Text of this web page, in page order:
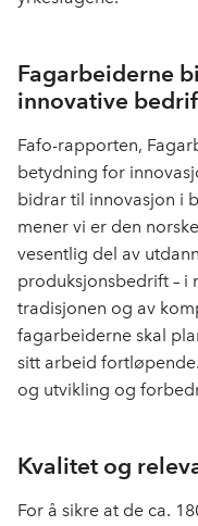
Fagarbeiderne
innovative
Fafo-rapporten,
betydning for
bidrar til innovasjon i
mener vi er den
vesentlig del av
produksjonsbedrift – i
tradisjonen og av
fagarbeiderne skal
sitt arbeid
og utvikling og
Kvalitet og
For å sikre at de ca.